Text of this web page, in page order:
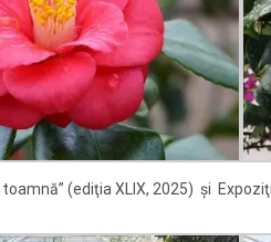
(ediţia XLIX, 2025) și